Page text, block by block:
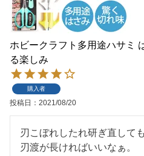
ホビークラフト多用途ハサミ
る楽しみ
購入者
投稿日 2021/08/20
刃こぼれしたれ研ぎ直して
刃渡が長ければいいなぁ。